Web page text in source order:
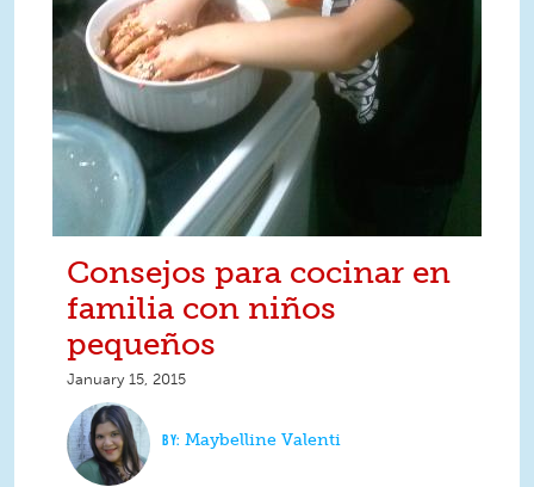
Consejos para cocinar en
familia con niños
pequeños
January 15, 2015
Maybelline Valenti